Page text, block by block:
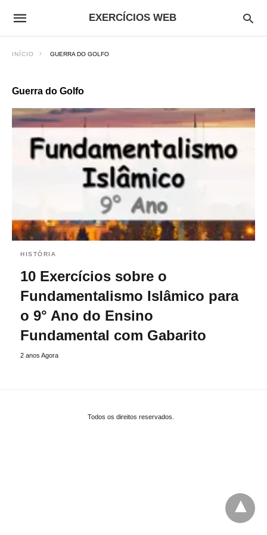
EXERCÍCIOS WEB
INÍCIO GUERRA DO GOLFO
Guerra do Golfo
HISTÓRIA
10 Exercícios sobre o
Fundamentalismo Islâmico para
o 9° Ano do Ensino
Fundamental com Gabarito
2 anos Agora
Todos os direitos reservados.